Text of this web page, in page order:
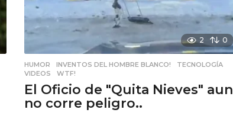
2 0
HUMOR ,INVENTOS DEL HOMBRE BLANCO! ,TECNOLOGÍA
VIDEOS
,WTF!
El Oficio de "Quita Nieves" aun
no corre peligro..